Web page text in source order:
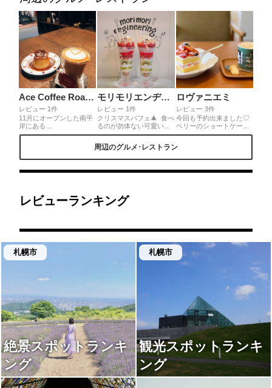
Ace Coffee Roaster
レビュー 1件
11月にオープンした南平
岸にある
AceCoffeeRoastarさん。
良かったです♪プリンも美
味しかったー！次回はト
ヌも食べてみたい。家か
モリモリエンヂニアリング
レビュー 1件
クリスマスパフェ🎄 食べ
るのが勿体ない可愛いサ
ンタとトナカイのボーロ
がお出迎え👩‍🍳 ボリュー
ムも凄いので、満足度高
いです(*´∀｀*) 壁も可愛
ロヴァニエミ
レビュー 3件
今回も予約出来ました♡
ベリーのショートケーキ
の会♡ふわふわスポンジ
のってて幸せな時間でし
た〜🍓🍰普段ショートケ
で方なので、改めてショ
周辺のグルメ･レストラン
レビューランキング
札幌市
絶景スポットランキ
ング
札幌市
観光スポットランキ
ング